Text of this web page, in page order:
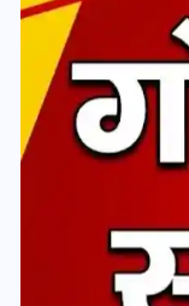
यूपी
मिली